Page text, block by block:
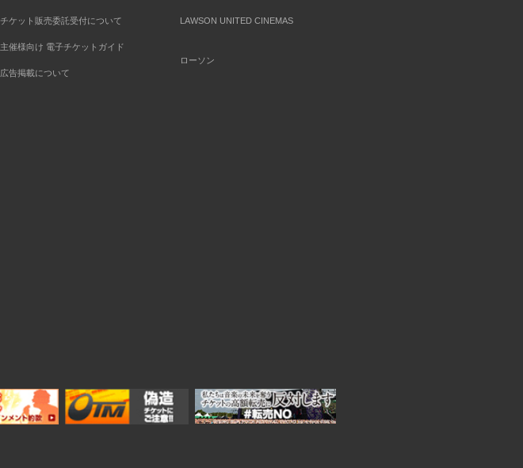
チケット販売委託受付について
主催様向け 電子チケットガイド
広告掲載について
LAWSON UNITED CINEMAS
ローソン